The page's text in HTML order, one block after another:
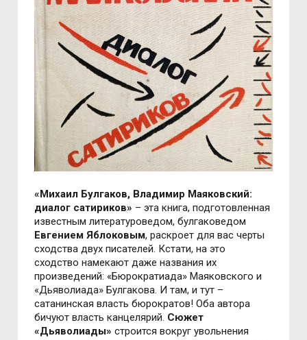
«Михаил Булгаков, Владимир Маяковский:
диалог сатириков» – эта книга, подготовленная
известным литературоведом, булгаковедом
Евгением Яблоковым, раскроет для вас черты
сходства двух писателей. Кстати, на это
сходство намекают даже названия их
произведений: «Бюрократиада» Маяковского и
«Дьяволиада» Булгакова. И там, и тут –
сатанинская власть бюрократов! Оба автора
бичуют власть канцелярий. Сюжет
«Дьяволиады»строится вокруг увольнения